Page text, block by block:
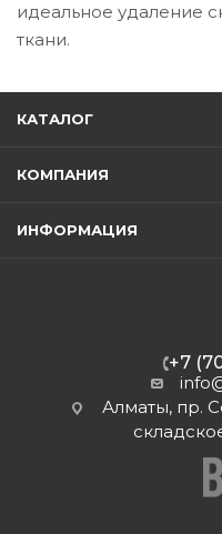
идеальное удаление
ткани.
КАТАЛОГ
КОМПАНИЯ
ИНФОРМАЦИЯ
+7
Алматы, пр.